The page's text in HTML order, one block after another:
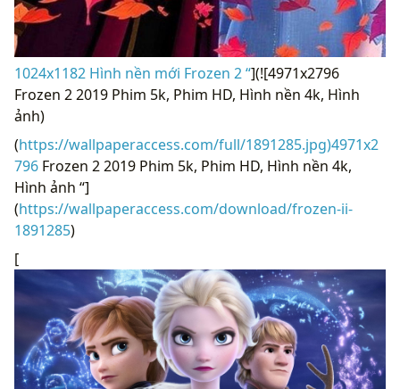
1024x1182 Hình nền mới Frozen 2 “](![4971x2796
Frozen 2 2019 Phim 5k, Phim HD, Hình nền 4k, Hình
ảnh)
(https://wallpaperaccess.com/full/1891285.jpg)4971x2
796 Frozen 2 2019 Phim 5k, Phim HD, Hình nền 4k,
Hình ảnh “]
(https://wallpaperaccess.com/download/frozen-ii-
1891285)
[